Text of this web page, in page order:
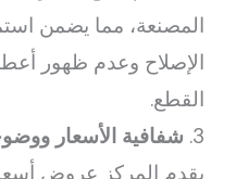
المصنعة، مما يضمن
الإصلاح وعدم ظهور
القطع.
3. شفافية الأسعار
يقدم المركز عروض